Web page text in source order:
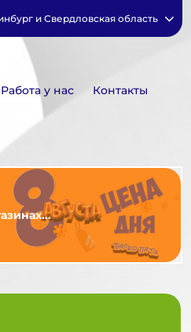
и Свердловская область
Работа у нас Контакты